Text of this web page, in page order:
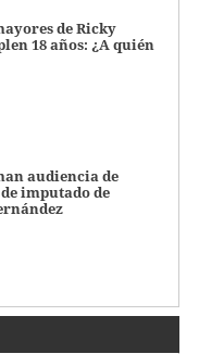
de Ricky
18 años: ¿A quién
audiencia de
imputado de